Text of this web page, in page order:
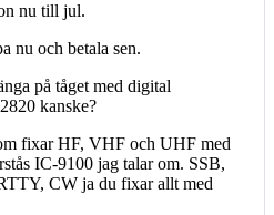
nu till jul.
nu och betala sen.
på tåget med digital
kanske?
fixar HF, VHF och UHF med
IC-9100 jag talar om. SSB,
CW ja du fixar allt med